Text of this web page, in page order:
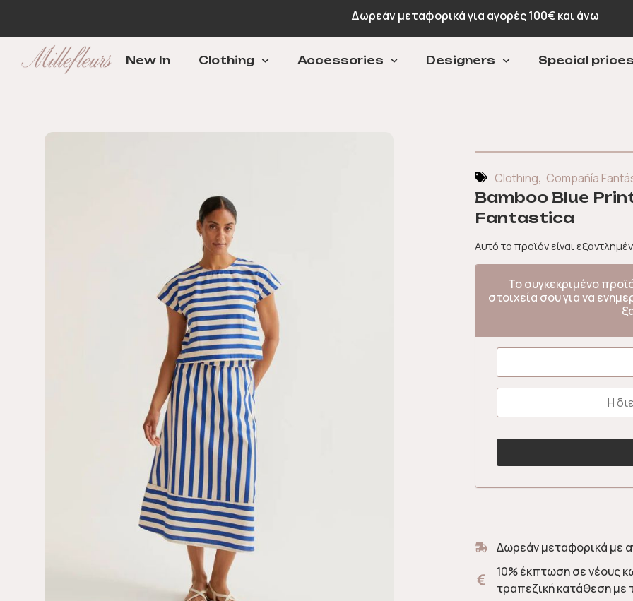
Δωρεάν μεταφορικά για αγορές 100€ και άνω
New In Clothing Accessories Designers Special prices
Clothing, Compañía
Bamboo Blue
Fantastica
Αυτό το προϊόν είναι
Το συγκεκριμένο
στοιχεία σου για να
Δωρεάν μεταφορικά με
10% έκπτωση σε νέους
τραπεζική κατάθεση με